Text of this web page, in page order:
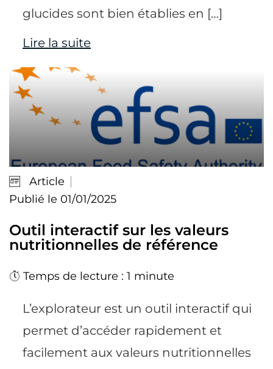
glucides sont bien établies en […]
Lire la suite
Article
Publié le 01/01/2025
Outil interactif sur les valeurs
nutritionnelles de référence
Temps de lecture : 1 minute
L’explorateur est un outil interactif qui
permet d’accéder rapidement et
facilement aux valeurs nutritionnelles